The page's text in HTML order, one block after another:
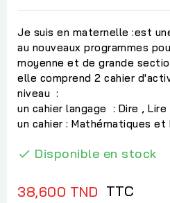
Je suis en maternelle :est
au nouveaux programmes
moyenne et de grande
elle comprend 2 cahier
niveau :
un cahier langage : Dire ,
un cahier : Mathématiques
 Disponible en stock
38,600 TND TTC